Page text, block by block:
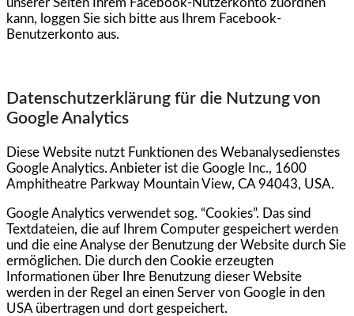
unserer Seiten Ihrem Facebook-Nutzerkonto zuordnen
kann, loggen Sie sich bitte aus Ihrem Facebook-
Benutzerkonto aus.
Datenschutzerklärung für die Nutzung von
Google Analytics
Diese Website nutzt Funktionen des Webanalysedienstes
Google Analytics. Anbieter ist die Google Inc., 1600
Amphitheatre Parkway Mountain View, CA 94043, USA.
Google Analytics verwendet sog. “Cookies”. Das sind
Textdateien, die auf Ihrem Computer gespeichert werden
und die eine Analyse der Benutzung der Website durch Sie
ermöglichen. Die durch den Cookie erzeugten
Informationen über Ihre Benutzung dieser Website
werden in der Regel an einen Server von Google in den
USA übertragen und dort gespeichert.